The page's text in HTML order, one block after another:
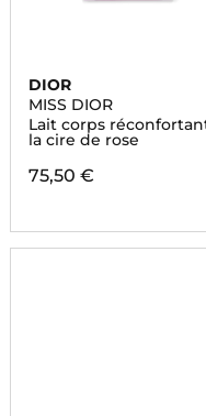
DIOR
MISS DIOR
Lait corps
la cire de rose
75,50 €